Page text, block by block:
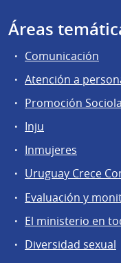
Áreas
Comunicación
Atención a
Promoción
Inju
Inmujeres
Uruguay Crece
Evaluación y
El ministerio en
Diversidad sexual